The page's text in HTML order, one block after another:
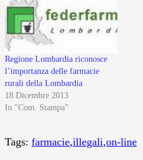
Regione Lombardia riconosce
l’importanza delle farmacie
rurali della Lombardia
18 Dicembre 2013
In "Com. Stampa"
Tags: farmacie,illegali,on-line